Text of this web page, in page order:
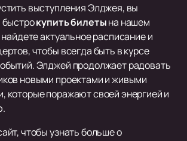
выступления Элджея, вы
быстрокупить билетына нашем
актуальное расписание и
чтобы всегда быть в курсе
Элджей продолжает радовать
новыми проектами и живыми
которые поражают своей энергией и
чтобы узнать больше о